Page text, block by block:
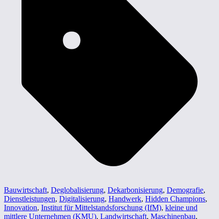
Bauwirtschaft, Deglobalisierung, Dekarbonisierung, Demografie,
Dienstleistungen, Digitalisierung, Handwerk, Hidden Champions,
Innovation, Institut für Mittelstandsforschung (IfM), kleine und
mittlere Unternehmen (KMU), Landwirtschaft, Maschinenbau,